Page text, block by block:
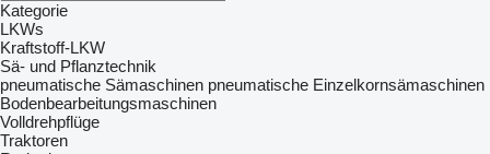
Kategorie
LKWs
Kraftstoff-LKW
Sä- und Pflanztechnik
pneumatische Sämaschinen pneumatische Einzelkornsämaschinen
Bodenbearbeitungsmaschinen
Volldrehpflüge
Traktoren